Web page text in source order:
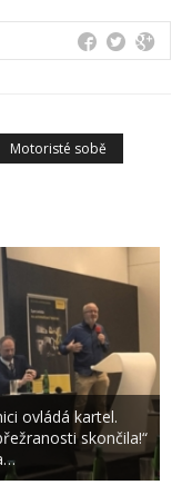
Motoristé sobě
ovládá kartel.
skončila!“